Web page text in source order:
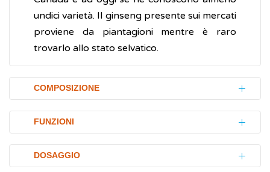
undici varietà. Il ginseng presente sui mercati
proviene da piantagioni mentre è raro
trovarlo allo stato selvatico.
COMPOSIZIONE
Il ginseng contiene numerosi composti:
minerali
FUNZIONI
Sul ginseng sono stati condotti diversi studi
DOSAGGIO